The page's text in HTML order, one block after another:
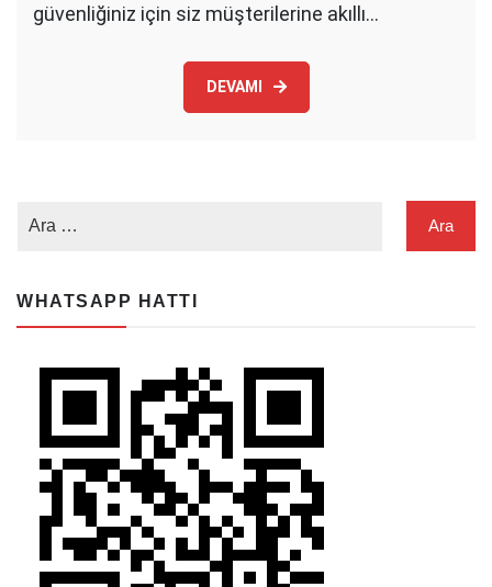
güvenliğiniz için siz müşterilerine akıllı…
DEVAMI
WHATSAPP HATTI